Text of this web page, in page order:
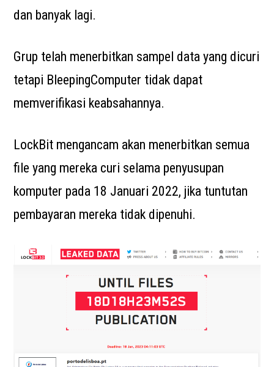
dan banyak lagi.
Grup telah menerbitkan sampel data yang dicuri
tetapi BleepingComputer tidak dapat
memverifikasi keabsahannya.
LockBit mengancam akan menerbitkan semua
file yang mereka curi selama penyusupan
komputer pada 18 Januari 2022, jika tuntutan
pembayaran mereka tidak dipenuhi.